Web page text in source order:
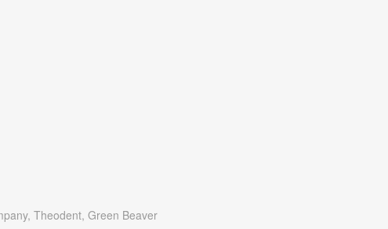
Theodent, Green Beaver